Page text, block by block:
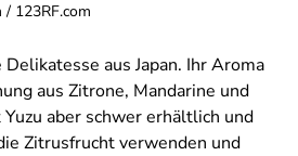
aus Japan. Ihr Aroma
aus Zitrone, Mandarine und
aber schwer erhältlich und
Zitrusfrucht verwenden und
123RF.com